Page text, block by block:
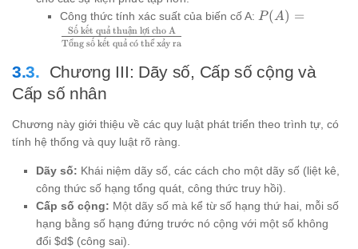
Công thức tính xác suất của biến cố A: P(A) =
lợi cho A}}
{\text{Tổng
P(A) =
Tổng so
ˆ
ˊ ke
ˆ
ˊt quả co
ˊ thể xảy ra
So
ˆ
ˊke
ˆ
ˊt quả thuận lợi cho A
Chương III: Dãy số, Cấp số cộng và
Cấp số nhân
Chương này giới thiệu về các quy luật phát triển theo trình tự, có
tính hệ thống và quy luật rõ ràng.
Dãy số: Khái niệm dãy số, các cách cho một dãy số (liệt kê,
công thức số hạng tổng quát, công thức truy hồi).
Cấp số cộng: Một dãy số mà kể từ số hạng thứ hai, mỗi số
hạng bằng số hạng đứng trước nó cộng với một số không
đổi $d$ (công sai).